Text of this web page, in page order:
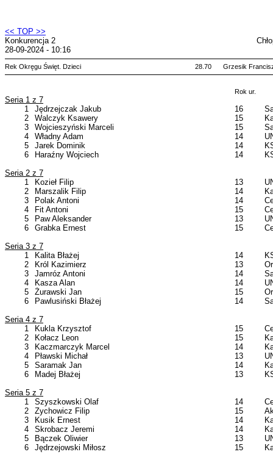
<< TOP >>
Konkurencja 2
28-09-2024 - 10:16
Rek Okręgu Święt. Dzieci 28.70 Grzesik
Rok ur.
Seria 1 z 7
1
2
3
4
5
6
Jędrzejczak Jakub
Walczyk Ksawery
Wojcieszyński Marceli
Władny Adam
Jarek Dominik
Haraźny Wojciech
16
15
15
14
14
14
Seria 2 z 7
1
2
3
4
5
6
Kozieł Filip
Marszalik Filip
Polak Antoni
Fit Antoni
Paw Aleksander
Grabka Ernest
13
14
14
15
13
15
Seria 3 z 7
1
2
3
4
5
6
Kalita Błażej
Król Kazimierz
Jamróz Antoni
Kasza Alan
Żurawski Jan
Pawlusiński Błażej
14
13
14
14
15
14
Seria 4 z 7
1
2
3
4
5
6
Kukla Krzysztof
Kołacz Leon
Kaczmarczyk Marcel
Pławski Michał
Saramak Jan
Madej Błażej
15
15
14
13
14
13
Seria 5 z 7
1
2
3
4
5
6
Szyszkowski Olaf
Zychowicz Filip
Kusik Ernest
Skrobacz Jeremi
Bączek Oliwier
Jędrzejowski Miłosz
14
15
14
14
13
15